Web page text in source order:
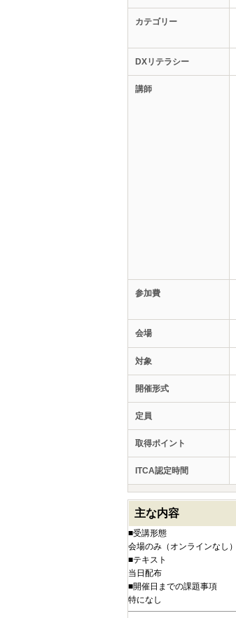
カテゴリー
DXリテラシー
講師
参加費
会場
対象
開催形式
定員
取得ポイント
ITCA認定時間
主な内容
■受講形態
会場のみ（オンラインなし）
■テキスト
当日配布
■開催日までの課題事項
特になし